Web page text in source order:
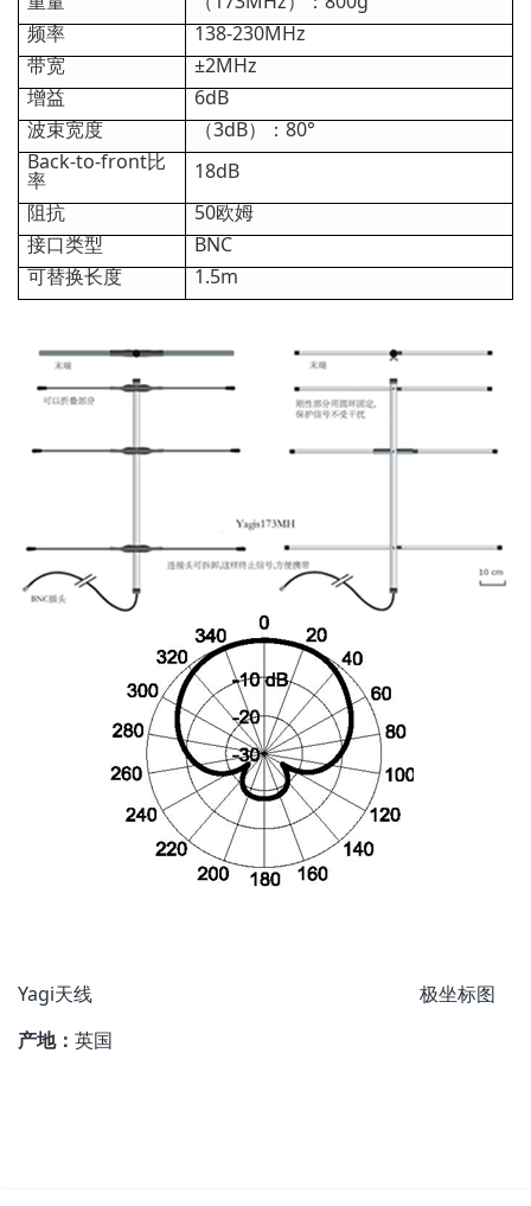
频率
138-230MHz
带宽
±2MHz
增益
6dB
波束宽度
（3dB）：80°
Back-to-front比
率
18dB
阻抗
50欧姆
接口类型
BNC
可替换长度
1.5m
Yagi天线 极坐标图
产地： 英国